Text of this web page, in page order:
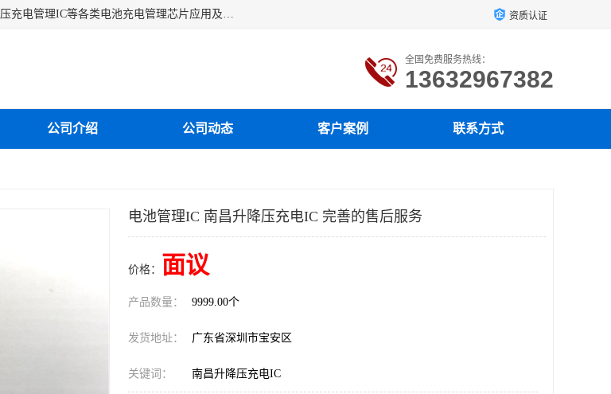
深圳市蓝鲸源科技有限公司是一家专注于开关型充电管理IC、线性充电管理IC、升压充电管理IC等各类电池充电管理芯片应用及芯片销售的企业，多年来公司为众多企业解决充电应用难题，设计缺陷，EMC超量等问题，是一家以充电技术指导为核心的充电芯片销售公司。 资质认证
全国免费服务热线：
13632967382
公司介绍 公司动态 客户案例 联系方式
电池管理IC 南昌升降压充电IC 完善的售后服务
价格： 面议
产品数量： 9999.00个
发货地址： 广东省深圳市宝安区
关键词： 南昌升降压充电IC